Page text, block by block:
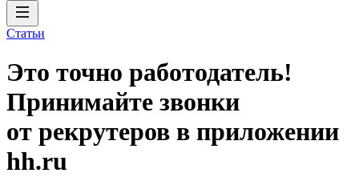
Статьи
Это точно работодатель!
Принимайте звонки
от рекрутеров в приложении
hh.ru